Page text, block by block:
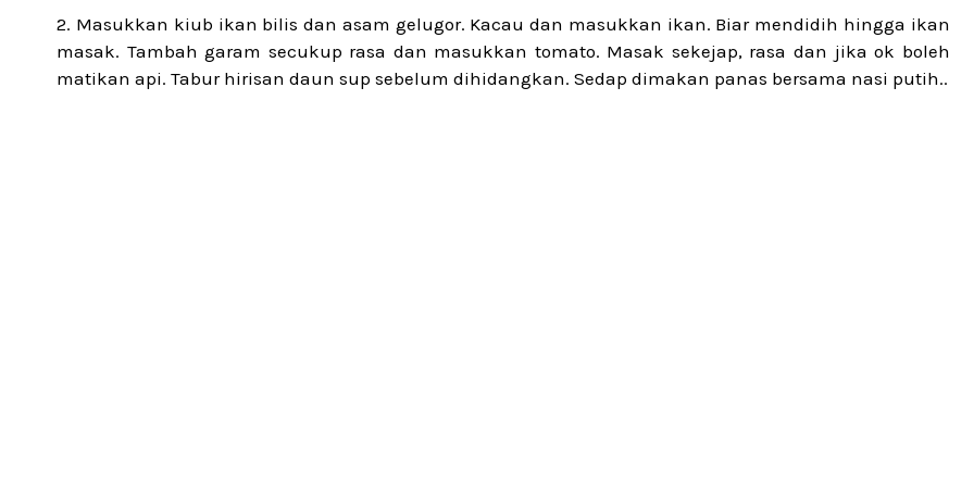
Masukkan kiub ikan bilis dan asam gelugor. Kacau dan masukkan ikan. Biar mendidih hingga ikan
masak. Tambah garam secukup rasa dan masukkan tomato. Masak sekejap, rasa dan jika ok boleh
matikan api. Tabur hirisan daun sup sebelum dihidangkan. Sedap dimakan panas bersama nasi putih..